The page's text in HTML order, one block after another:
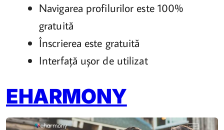
Navigarea profilurilor este 100%
gratuită
Înscrierea este gratuită
Interfață ușor de utilizat
EHARMONY